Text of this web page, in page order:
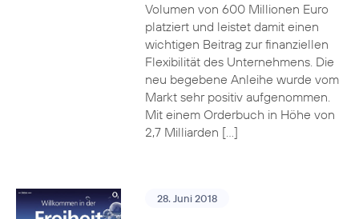
Volumen von 600 Millionen Euro
platziert und leistet damit einen
wichtigen Beitrag zur finanziellen
Flexibilität des Unternehmens. Die
neu begebene Anleihe wurde vom
Markt sehr positiv aufgenommen.
Mit einem Orderbuch in Höhe von
2,7 Milliarden […]
28. Juni 2018